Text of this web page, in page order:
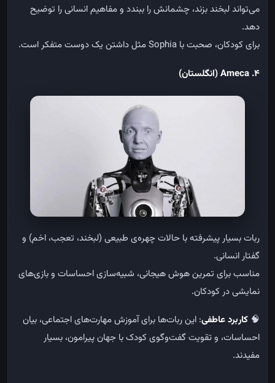
می‌تواند لبخند بزند، چشمانش را ببندد و مفاهیم انسانی را توضیح
دهد.
برای کودکان، صحبت با
مثل داشتن یک دوست متفکر است.
4. Ameca ( انگلستان)
ربات بسیار پیشرفته با حالات چهره‌ی طبیعی (لبخند، تعجب، اخم) و
گفتار انسانی.
مناسب برای تمرین هوش هیجانی، شبیه‌سازی احساسات و بازی‌های
نمایشی در کودکان.
🧠 کاربرد عاطفی: این ربات‌ها برای آموزش مهارت‌های اجتماعی، بیان
احساسات، و تقویت گفت‌وگوی کودک با جهان پیرامون، بسیار
مفیدند.